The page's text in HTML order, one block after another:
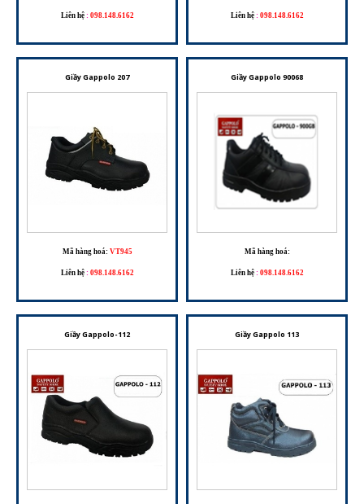
Liên hệ : 098.148.6162 Liên hệ : 098.148.6162
Giầy Gappolo 207
Mã hàng hoá: VT945
Liên hệ : 098.148.6162
Giầy Gappolo 90068
Mã hàng hoá:
Liên hệ : 098.148.6162
Giầy Gappolo-112 Giầy Gappolo 113